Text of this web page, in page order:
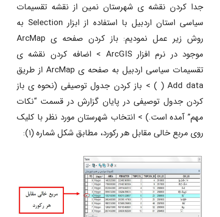
جدا کردن نقشه ی شهرستان نمین از نقشه تقسیمات
سیاسی استان اردبیل با استفاده از ابزار Selection به
روش زیر عمل نمودیم: باز کردن صفحه ی ArcMap
موجود در نرم افزار ArcGIS > اضافه کردن نقشه ی
تقسیمات سیاسی اردبیل به صفحه ی ArcMap از طریق
Add data ( ) > باز کردن جدول توصیفی (نحوه ی باز
کردن جدول توصیفی در پایان گزارش در قسمت “نکات
مهم” آمده است.) > انتخاب شهرستان مورد نظر با کلیک
روی مربع خالی مقابل هر رکورد، مطابق شکل شماره (۱):